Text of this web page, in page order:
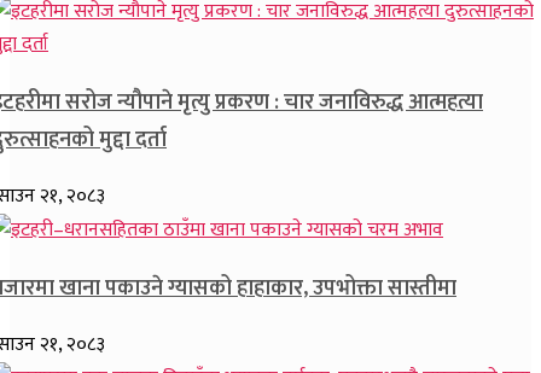
सरोज न्यौपाने मृत्यु प्रकरण : चार जनाविरुद्ध आत्महत्या
मुद्दा दर्ता
२१, २०८३
खाना पकाउने ग्यासको हाहाकार, उपभोक्ता सास्तीमा
२१, २०८३